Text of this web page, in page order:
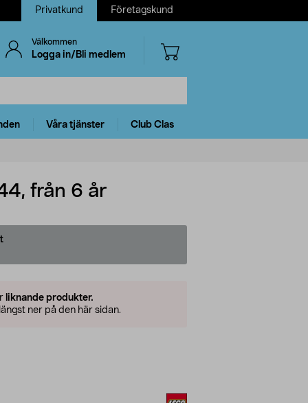
Privatkund Företagskund
Välkommen
Logga in/Bli medlem
Våra tjänster Club Clas
från 6 år
liknande produkter.
ner på den här sidan.